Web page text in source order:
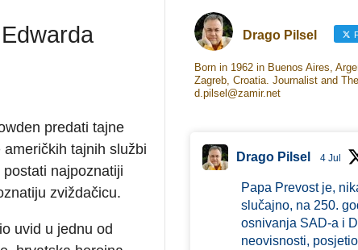
predati tajne
tajnih službi
najpoznatiji
zviždačicu.
uvid u jednu od
Drago Pilsel
Born in 1962 in Buenos Aires,
Zagreb, Croatia. Journalist and
d.pilsel@zamir.net
Drago Pilsel 4 Jul
Papa Prevost je,
slučajno, na 250.
osnivanja SAD-a i
neovisnosti,